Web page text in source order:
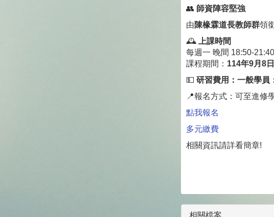
👥 師資陣容堅強
由陳椽霖道長教師群領
🕰
上課時間
每週一 晚間 18:50-
課程期間： 114年9月8
💵 研習費用：一般學員
📍報名方式：可至進修
點我報名
多元繳費
相關資訊請詳看簡章!